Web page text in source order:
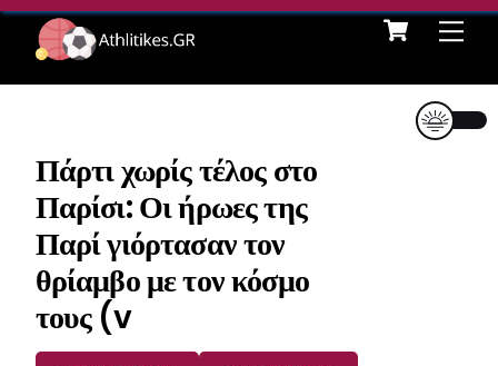
Skip
content
Cart
Πάρτι χωρίς τέλος στο
Παρίσι: Οι ήρωες της
Παρί γιόρτασαν τον
θρίαμβο με τον κόσμο
τους (v